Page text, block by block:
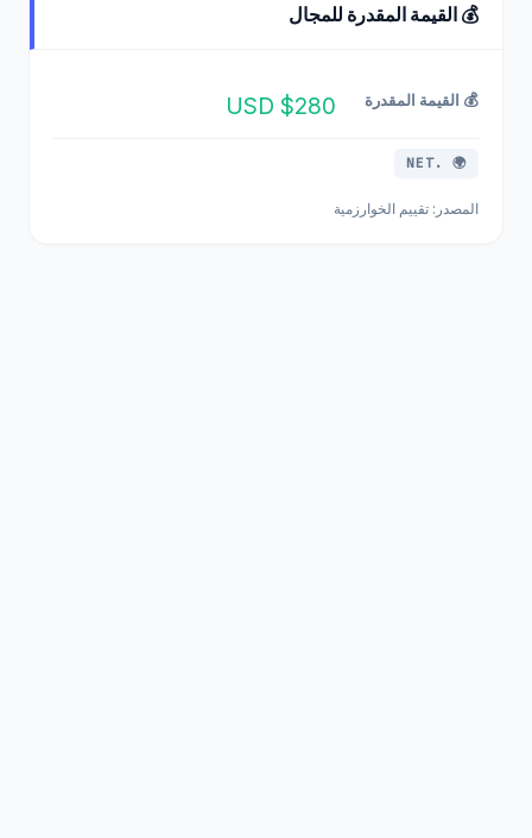
💰 القيمة المقدرة للمجال
💰 القيمة المقدرة $280 USD
🌍 .NET
المصدر: تقييم الخوارزمية